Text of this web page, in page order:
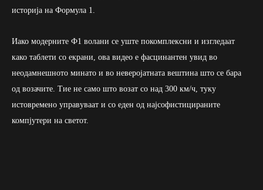
историја на Формула 1.
Иако модерните Ф1 волани се уште покомплексни и изгледаат
како таблети со екрани, ова видео е фасцинантен увид во
неодамнешното минато и во неверојатната вештина што се бара
од возачите. Тие не само што возат со над 300 км/ч, туку
истовремено управуваат и со еден од најсофистицираните
компјутери на светот.